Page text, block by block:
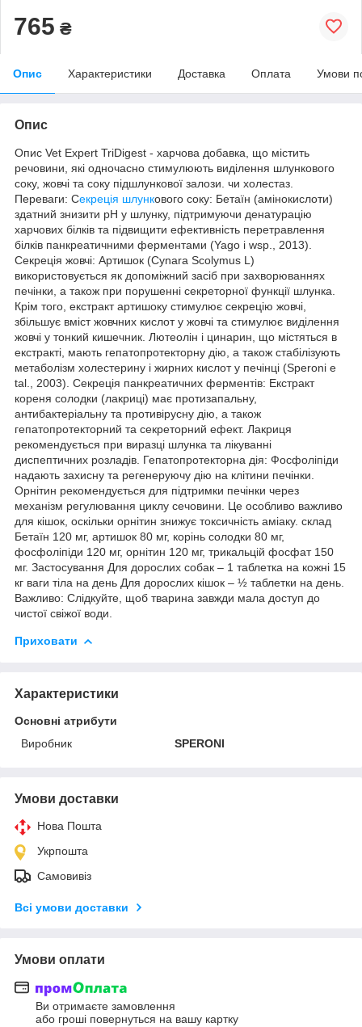
765 ₴
Опис Характеристики Доставка Оплата Умови
Опис
Опис Vet Expert TriDigest - харчова добавка, що містить
речовини, які одночасно стимулюють виділення шлункового
соку, жовчі та соку підшлункової залози. чи холестаз.
Переваги: Секреція шлункового соку: Бетаїн (амінокислоти)
здатний знизити рН у шлунку, підтримуючи денатурацію
харчових білків та підвищити ефективність перетравлення
білків панкреатичними ферментами (Yago i wsp., 2013).
Секреція жовчі: Артишок (Cynara Scolymus L)
використовується як допоміжний засіб при захворюваннях
печінки, а також при порушенні секреторної функції шлунка.
Крім того, екстракт артишоку стимулює секрецію жовчі,
збільшує вміст жовчних кислот у жовчі та стимулює виділення
жовчі у тонкий кишечник. Лютеолін і цинарин, що містяться в
екстракті, мають гепатопротекторну дію, а також стабілізують
метаболізм холестерину і жирних кислот у печінці (Speroni e
tal., 2003). Секреція панкреатичних ферментів: Екстракт
кореня солодки (лакриці) має протизапальну,
антибактеріальну та противірусну дію, а також
гепатопротекторний та секреторний ефект. Лакриця
рекомендується при виразці шлунка та лікуванні
диспептичних розладів. Гепатопротекторна дія: Фосфоліпіди
надають захисну та регенеруючу дію на клітини печінки.
Орнітин рекомендується для підтримки печінки через
механізм регулювання циклу сечовини. Це особливо важливо
для кішок, оскільки орнітин знижує токсичність аміаку. склад
Бетаїн 120 мг, артишок 80 мг, корінь солодки 80 мг,
фосфоліпіди 120 мг, орнітин 120 мг, трикальцій фосфат 150
мг. Застосування Для дорослих собак – 1 таблетка на кожні 15
кг ваги тіла на день Для дорослих кішок – ½ таблетки на день.
Важливо: Слідкуйте, щоб тварина завжди мала доступ до
чистої свіжої води.
Приховати
Характеристики
Основні атрибути
Виробник
SPERONI
Умови доставки
Нова Пошта
Укрпошта
Самовивіз
Всі умови доставки
Умови оплати
Ви отримаєте замовлення
або гроші повернуться на вашу картку